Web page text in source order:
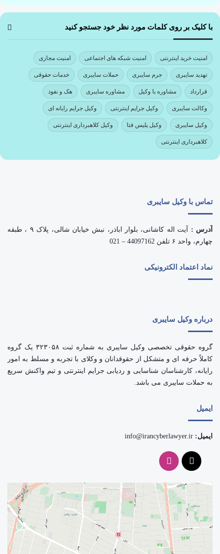
با کلیک بر روی کلمات مورد نظر خود جستجو کنید
امنیت خرید اینترنتی امنیت شبکه های اجتماعی امنیت مجازی
تهدید سایبری جرم سایبری حملات سایبری خدمات حقوقی
قرارداد مشاوره با وکیل مشاوره سایبری هک و نفوذ
وکالت سایبری وکیل جرایم اینترنتی وکیل جرایم رایانه ای
وکیل سایبری وکیل پلیس فتا وکیل کلاهبرداری اینترنتی
کلاهبرداری اینترنتی
تماس با وکیل سایبری
آدرس :
آیت اله کاشانی، بلوار اباذر، نبش خیابان شالی، پلاک ۹ ، طبقه
چهارم، واحد ۶ تلفن 44097162 – 021
نماد اعتماد الکترونیکی
درباره وکیل سایبری
گروه حقوقی تخصصی وکیل سایبری به شماره ثبت ۳۲۳۰۵۸ یک گروه
کاملاً حرفه ای و متشکل از حقوقدانان و وکلای با تجربه و مسلط به امور
رایانه، کارشناسان شناسایی و ردیابی جرایم اینترنتی و تیم واکنش سریع
به حملات سایبری می باشد.
ایمیل
ایمیل: info@irancyberlawyer.ir